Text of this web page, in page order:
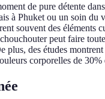
de pure détente
à Phuket ou un soin du
souvent des éléments
peut faire
plus, des études montrent
corporelles de 30%